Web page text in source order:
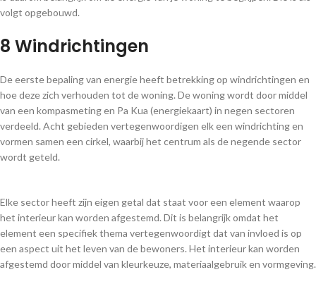
volgt opgebouwd.
8 Windrichtingen
De eerste bepaling van energie heeft betrekking op windrichtingen en
hoe deze zich verhouden tot de woning. De woning wordt door middel
van een kompasmeting en Pa Kua (energiekaart) in negen sectoren
verdeeld. Acht gebieden vertegenwoordigen elk een windrichting en
vormen samen een cirkel, waarbij het centrum als de negende sector
wordt geteld.
Elke sector heeft zijn eigen getal dat staat voor een element waarop
het interieur kan worden afgestemd. Dit is belangrijk omdat het
element een specifiek thema vertegenwoordigt dat van invloed is op
een aspect uit het leven van de bewoners. Het interieur kan worden
afgestemd door middel van kleurkeuze, materiaalgebruik en vormgeving.